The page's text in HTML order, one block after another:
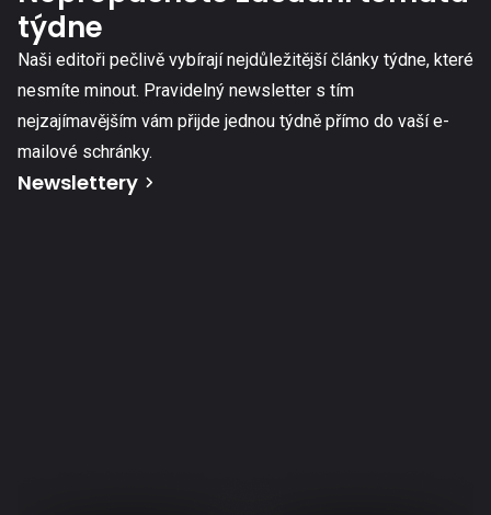
týdne
Naši editoři pečlivě vybírají nejdůležitější články týdne, které
nesmíte minout. Pravidelný newsletter s tím
nejzajímavějším vám přijde jednou týdně přímo do vaší e-
mailové schránky.
Newslettery